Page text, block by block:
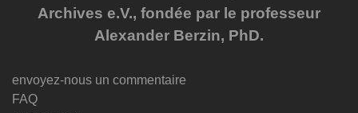
Archives e.V., fondée par le professeur
Alexander Berzin, PhD.
envoyez-nous un commentaire
FAQ